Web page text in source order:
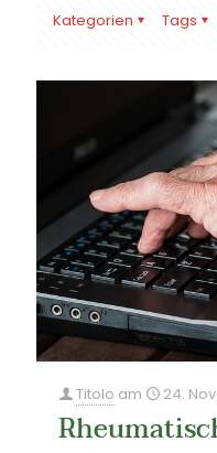
Kategorien Tags
Titolo am 24.